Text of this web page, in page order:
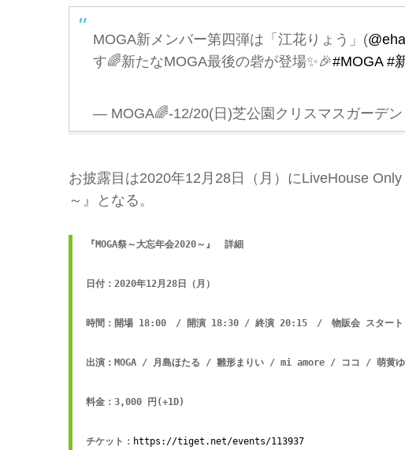
MOGA新メンバー第四弾は「江花りょう」(
す🌈新たなMOGA最後の砦が登場✨🎉#MOGA #
— MOGA🌈-12/20(日)芝公園クリスマスガーデ
お披露目は2020年12月28日（月）にLiveHouse
～』となる。
『MOGA祭～大忘年会2020～』　詳細
日付：2020年12月28日（月）
時間：開場 18:00　/ 開演 18:30 / 終演 20:15　/　物販会 スター
出演：MOGA / 月島ほたる / 雛形まりい / mi amore / ココ / 萌黄ゆ
料金：3,000 円(+1D)
チケット： https://tiget.net/events/113937